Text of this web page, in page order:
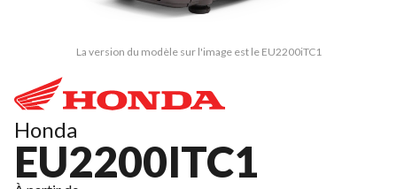
La version du modèle sur l'image est le EU2200iTC1
Honda
EU2200ITC1